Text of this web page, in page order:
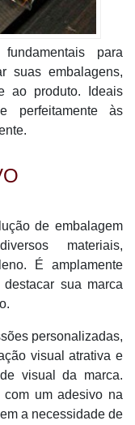
para
suas embalagens,
ao produto. Ideais
perfeitamente às
de embalagem
materiais,
É amplamente
sua marca
personalizadas,
visual atrativa e
visual da marca.
com um adesivo na
a necessidade de